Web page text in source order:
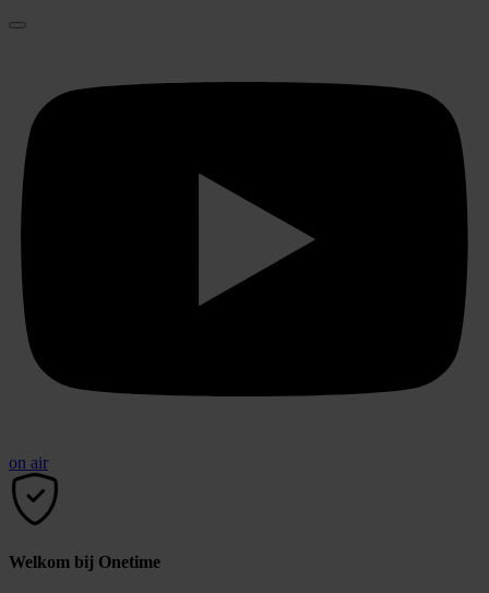
on air
Welkom bij Onetime